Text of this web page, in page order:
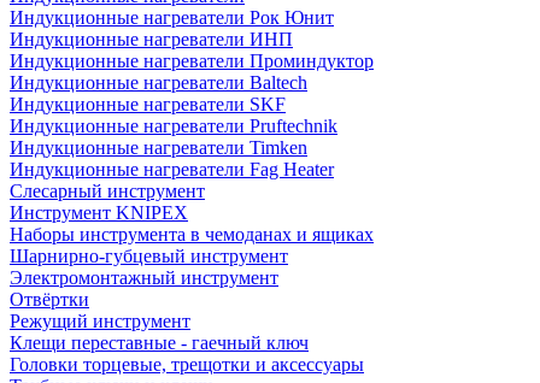
Индукционные нагреватели Рок Юнит
Индукционные нагреватели ИНП
Индукционные нагреватели Проминдуктор
Индукционные нагреватели Baltech
Индукционные нагреватели SKF
Индукционные нагреватели Pruftechnik
Индукционные нагреватели Timken
Индукционные нагреватели Fag Heater
Слесарный инструмент
Инструмент KNIPEX
Наборы инструмента в чемоданах и ящиках
Шарнирно-губцевый инструмент
Электромонтажный инструмент
Отвёртки
Режущий инструмент
Клещи переставные - гаечный ключ
Головки торцевые, трещотки и аксессуары